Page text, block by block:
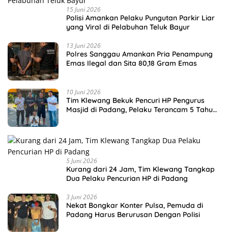
15 Juni 2026
Polisi Amankan Pelaku Pungutan Parkir Liar
yang Viral di Pelabuhan Teluk Bayur
13 Juni 2026
Polres Sanggau Amankan Pria Penampung
Emas Ilegal dan Sita 80,18 Gram Emas
10 Juni 2026
Tim Klewang Bekuk Pencuri HP Pengurus
Masjid di Padang, Pelaku Terancam 5 Tahun
5 Juni 2026
Kurang dari 24 Jam, Tim Klewang Tangkap
Dua Pelaku Pencurian HP di Padang
3 Juni 2026
Nekat Bongkar Konter Pulsa, Pemuda di
Padang Harus Berurusan Dengan Polisi